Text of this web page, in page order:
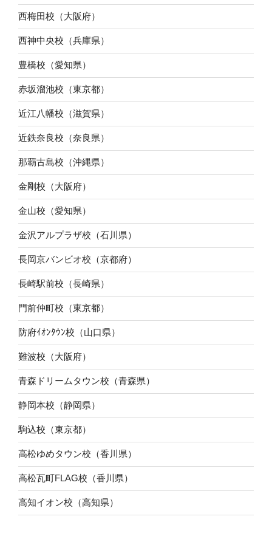
西梅田校（大阪府）
西神中央校（兵庫県）
豊橋校（愛知県）
赤坂溜池校（東京都）
近江八幡校（滋賀県）
近鉄奈良校（奈良県）
那覇古島校（沖縄県）
金剛校（大阪府）
金山校（愛知県）
金沢アルプラザ校（石川県）
長岡京バンビオ校（京都府）
長崎駅前校（長崎県）
門前仲町校（東京都）
防府ｲｵﾝﾀｳﾝ校（山口県）
難波校（大阪府）
青森ドリームタウン校（青森県）
静岡本校（静岡県）
駒込校（東京都）
高松ゆめタウン校（香川県）
高松瓦町FLAG校（香川県）
高知イオン校（高知県）